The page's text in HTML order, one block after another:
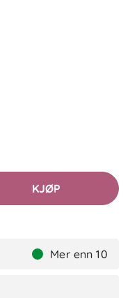
KJØP
Mer enn 10